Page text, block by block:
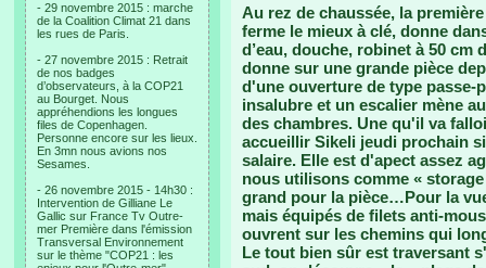
- 29 novembre 2015 : marche
de la Coalition Climat 21 dans
les rues de Paris.
- 27 novembre 2015 : Retrait
de nos badges
d’observateurs, à la COP21
au Bourget. Nous
appréhendions les longues
files de Copenhagen.
Personne encore sur les lieux.
En 3mn nous avions nos
Sesames.
- 26 novembre 2015 - 14h30 :
Intervention de Gilliane Le
Gallic sur France Tv Outre-
mer Première dans l'émission
Transversal Environnement
sur le thème "COP21 : les
Au rez de chaussée, la
ferme le mieux à clé, donne
d’eau, douche, robinet à 50
donne sur une grande pièce
d'une ouverture de type
insalubre et un escalier mène
des chambres. Une qu'il va
accueillir Sikeli jeudi prochain
salaire. Elle est d'apect assez
nous utilisons comme «
grand pour la pièce…Pour la
mais équipés de filets anti-
ouvrent sur les chemins qui
Le tout bien sûr est traversant